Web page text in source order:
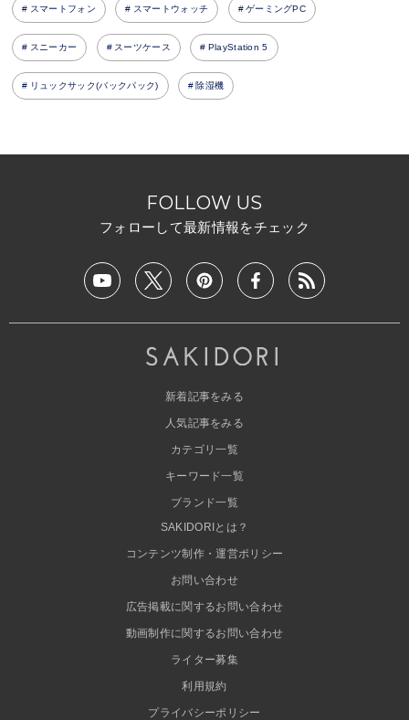
スマートフォン スマートウォッチ ゲーミングPC
スニーカー スーツケース PlayStation 5
リュックサック(バックパック) 除湿機
FOLLOW US
フォローして最新情報をチェック
新着記事をみる
人気記事をみる
カテゴリ一覧
キーワード一覧
ブランド一覧
SAKIDORIとは？
コンテンツ制作・運営ポリシー
お問い合わせ
広告掲載に関するお問い合わせ
動画制作に関するお問い合わせ
ライター募集
利用規約
プライバシーポリシー